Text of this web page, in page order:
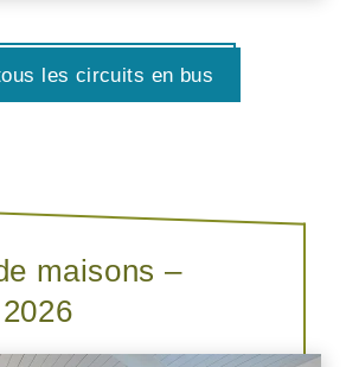
les circuits en bus
maisons –